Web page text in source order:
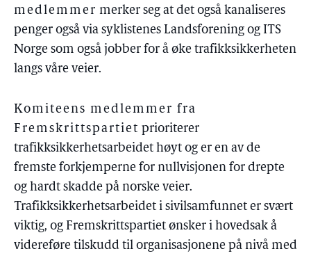
medlemmer merker seg at det også kanaliseres
penger også via syklistenes Landsforening og ITS
Norge som også jobber for å øke trafikksikkerheten
langs våre veier.
Komiteens medlemmer fra
Fremskrittspartiet prioriterer
trafikksikkerhetsarbeidet høyt og er en av de
fremste forkjemperne for nullvisjonen for drepte
og hardt skadde på norske veier.
Trafikksikkerhetsarbeidet i sivilsamfunnet er svært
viktig, og Fremskrittspartiet ønsker i hovedsak å
videreføre tilskudd til organisasjonene på nivå med